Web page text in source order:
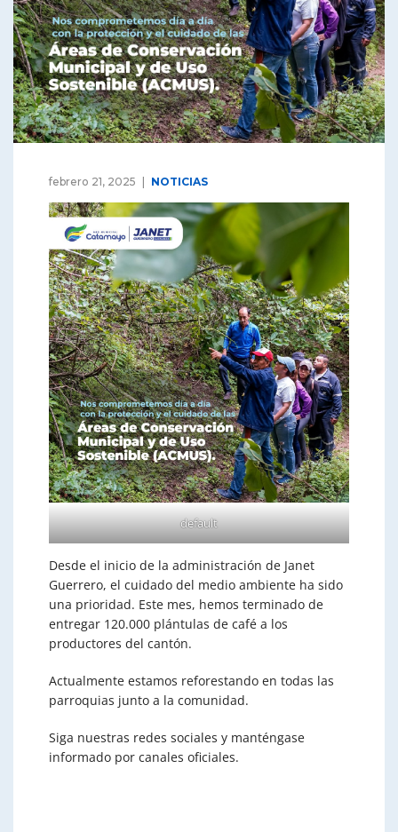
febrero 21, 2025 NOTICIAS
default
Desde el inicio de la administración de Janet
Guerrero, el cuidado del medio ambiente ha sido
una prioridad. Este mes, hemos terminado de
entregar 120.000 plántulas de café a los
productores del cantón.
Actualmente estamos reforestando en todas las
parroquias junto a la comunidad.
Siga nuestras redes sociales y manténgase
informado por canales oficiales.